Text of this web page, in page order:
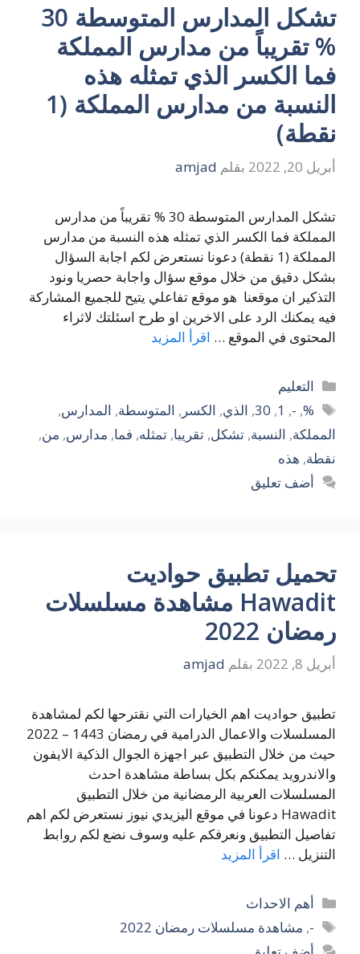
تشكل المدارس المتوسطة 30
% تقريباً من مدارس المملكة
فما الكسر الذي تمثله هذه
النسبة من مدارس المملكة (1
نقطة)
أبريل 20, 2022 بقلم amjad
تشكل المدارس المتوسطة 30 % تقريباً من مدارس
المملكة فما الكسر الذي تمثله هذه النسبة من مدارس
المملكة (1 نقطة) دعونا نستعرض لكم اجابة السؤال
بشكل دقيق من خلال موقع سؤال واجابة حصريا ونود
التذكير ان موقعنا هو موقع تفاعلي يتيح للجميع المشاركة
فيه يمكنك الرد على الاخرين او طرح اسئلتك لاثراء
المحتوى في الموقع … اقرأ المزيد
التصنيفات
التعليم
الوسوم
%
,
-
,
1
,
30
, الذي, الكسر , المتوسطة, المدارس,
المملكة, النسبة, تشكل, تقريبا, تمثله, فما, مدارس, من,
نقطة, هذه
أضف تعليق
تحميل تطبيق حواديت
Hawadit مشاهدة مسلسلات
رمضان 2022
أبريل 8, 2022 بقلم amjad
تطبيق حواديت اهم الخيارات التي نقترحها لكم لمشاهدة
المسلسلات والاعمال الدرامية في رمضان 1443 – 2022
حيث من خلال التطبيق عبر اجهزة الجوال الذكية الايفون
والاندرويد يمكنكم بكل بساطة مشاهدة احدث
المسلسلات العربية الرمضانية من خلال التطبيق
Hawadit دعونا في موقع اليزيدي نيوز نستعرض لكم اهم
تفاصيل التطبيق ونعرفكم عليه وسوف نضع لكم روابط
التنزيل … اقرأ المزيد
التصنيفات
أهم الاحداث
الوسوم-
, مشاهدة مسلسلات رمضان 2022